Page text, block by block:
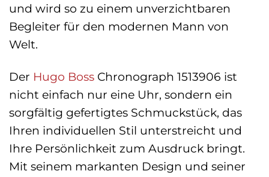
und wird so zu einem unverzichtbaren
Begleiter für den modernen Mann von
Welt.
Der Hugo Boss Chronograph 1513906 ist
nicht einfach nur eine Uhr, sondern ein
sorgfältig gefertigtes Schmuckstück, das
Ihren individuellen Stil unterstreicht und
Ihre Persönlichkeit zum Ausdruck bringt.
Mit seinem markanten Design und seiner